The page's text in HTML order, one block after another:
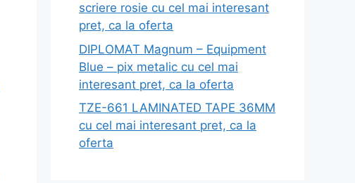
scriere rosie cu cel mai interesant
pret, ca la oferta
DIPLOMAT Magnum – Equipment
Blue – pix metalic cu cel mai
interesant pret, ca la oferta
TZE-661 LAMINATED TAPE 36MM
cu cel mai interesant pret, ca la
oferta